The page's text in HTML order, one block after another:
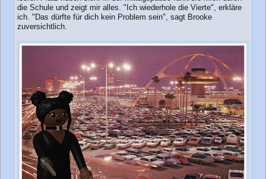
die Schule und zeigt mir alles. "Ich wiederhole die Vierte", erkläre
ich. "Das dürfte für dich kein Problem sein", sagt Brooke
zuversichtlich.